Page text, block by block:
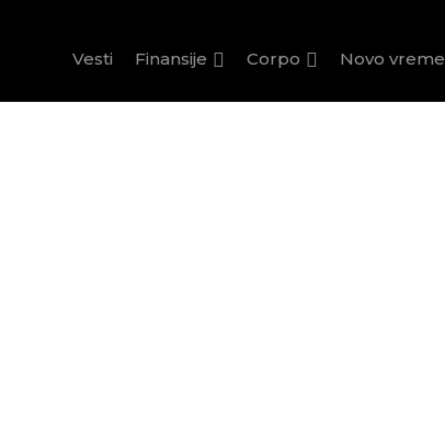
Vesti Finansije Corpo Novo vreme